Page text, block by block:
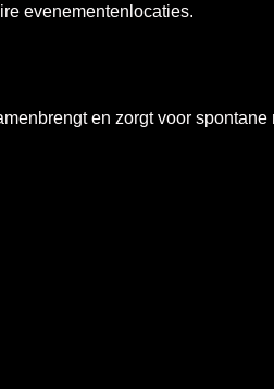
evenementenlocaties.
en zorgt voor spontane